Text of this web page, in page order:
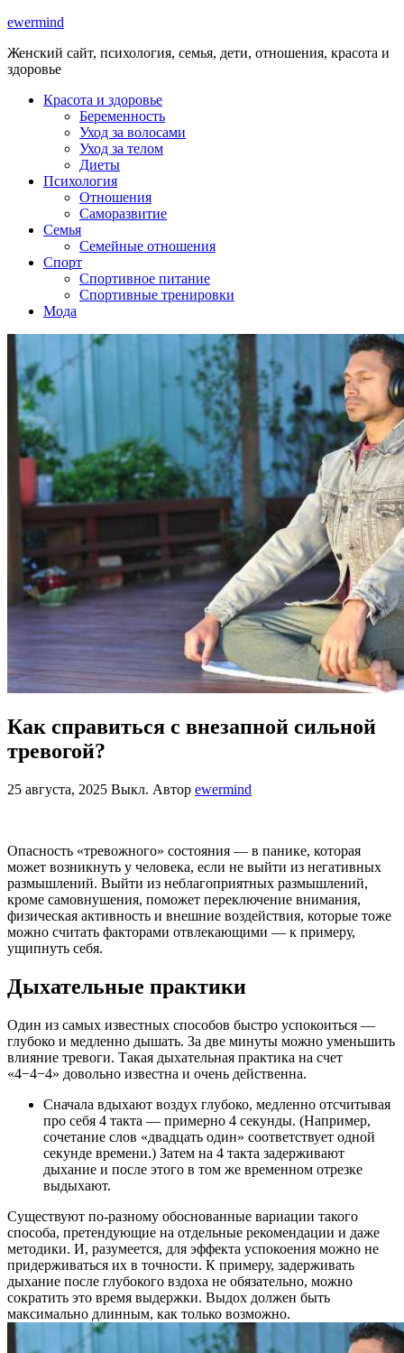
ewermind
Женский сайт, психология, семья, дети, отношения, красота и
здоровье
Красота и здоровье
Беременность
Уход за волосами
Уход за телом
Диеты
Психология
Отношения
Саморазвитие
Семья
Семейные отношения
Спорт
Спортивное питание
Спортивные тренировки
Мода
Как справиться с внезапной сильной
тревогой?
25 августа, 2025 Выкл. Автор ewermind
Опасность «тревожного» состояния — в панике, которая
может возникнуть у человека, если не выйти из негативных
размышлений. Выйти из неблагоприятных размышлений,
кроме самовнушения, поможет переключение внимания,
физическая активность и внешние воздействия, которые тоже
можно считать факторами отвлекающими — к примеру,
ущипнуть себя.
Дыхательные практики
Один из самых известных способов быстро успокоиться —
глубоко и медленно дышать. За две минуты можно уменьшить
влияние тревоги. Такая дыхательная практика на счет
«4−4−4» довольно известна и очень действенна.
Сначала вдыхают воздух глубоко, медленно отсчитывая
про себя 4 такта — примерно 4 секунды. (Например,
сочетание слов «двадцать один» соответствует одной
секунде времени.) Затем на 4 такта задерживают
дыхание и после этого в том же временном отрезке
выдыхают.
Существуют по-разному обоснованные вариации такого
способа, претендующие на отдельные рекомендации и даже
методики. И, разумеется, для эффекта успокоения можно не
придерживаться их в точности. К примеру, задерживать
дыхание после глубокого вздоха не обязательно, можно
сократить это время выдержки. Выдох должен быть
максимально длинным, как только возможно.